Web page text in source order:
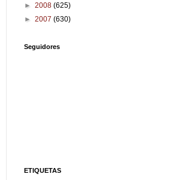
► 2008 (625)
► 2007 (630)
Seguidores
ETIQUETAS